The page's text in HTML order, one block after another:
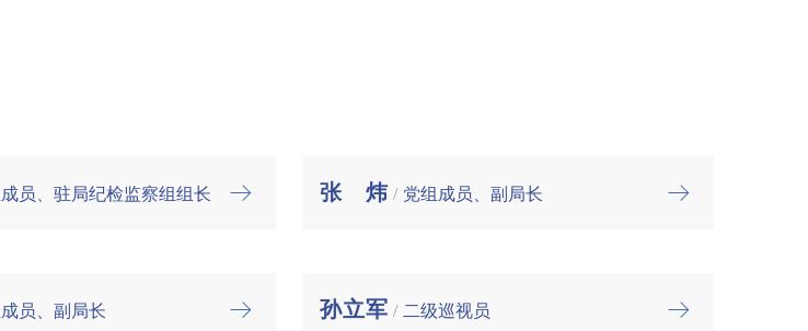
员、驻局纪检监察组组长 张炜 / 党组成员、副局长
员、副局长 孙立军 / 二级巡视员